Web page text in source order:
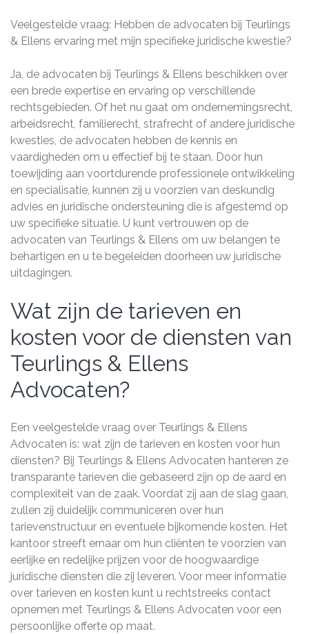
Veelgestelde vraag: Hebben de advocaten bij Teurlings
& Ellens ervaring met mijn specifieke juridische kwestie?
Ja, de advocaten bij Teurlings & Ellens beschikken over
een brede expertise en ervaring op verschillende
rechtsgebieden. Of het nu gaat om ondernemingsrecht,
arbeidsrecht, familierecht, strafrecht of andere juridische
kwesties, de advocaten hebben de kennis en
vaardigheden om u effectief bij te staan. Door hun
toewijding aan voortdurende professionele ontwikkeling
en specialisatie, kunnen zij u voorzien van deskundig
advies en juridische ondersteuning die is afgestemd op
uw specifieke situatie. U kunt vertrouwen op de
advocaten van Teurlings & Ellens om uw belangen te
behartigen en u te begeleiden doorheen uw juridische
uitdagingen.
Wat zijn de tarieven en
kosten voor de diensten van
Teurlings & Ellens
Advocaten?
Een veelgestelde vraag over Teurlings & Ellens
Advocaten is: wat zijn de tarieven en kosten voor hun
diensten? Bij Teurlings & Ellens Advocaten hanteren ze
transparante tarieven die gebaseerd zijn op de aard en
complexiteit van de zaak. Voordat zij aan de slag gaan,
zullen zij duidelijk communiceren over hun
tarievenstructuur en eventuele bijkomende kosten. Het
kantoor streeft ernaar om hun cliënten te voorzien van
eerlijke en redelijke prijzen voor de hoogwaardige
juridische diensten die zij leveren. Voor meer informatie
over tarieven en kosten kunt u rechtstreeks contact
opnemen met Teurlings & Ellens Advocaten voor een
persoonlijke offerte op maat.